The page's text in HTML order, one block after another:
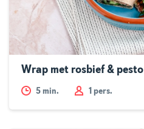
Wrap met rosbief & pesto
5 min. 1 pers.